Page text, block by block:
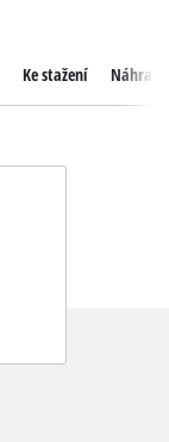
Ke stažení